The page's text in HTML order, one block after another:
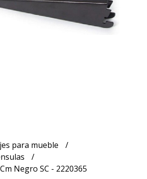
para mueble
Negro SC - 2220365